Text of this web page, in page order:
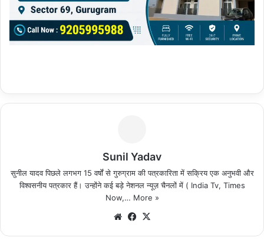
Sunil Yadav
सुनील यादव पिछले लगभग 15 वर्षों से गुरुग्राम की पत्रकारिता में सक्रिय एक अनुभवी और
विश्वसनीय पत्रकार हैं। उन्होंने कई बड़े नेशनल न्यूज़ चैनलों में ( India Tv, Times
Now,… More »
We Fa